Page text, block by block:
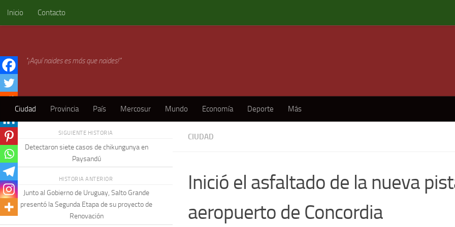
Skip to content
Inicio Contacto
"¡Aquí naides es más que naides!"
Ciudad Provincia País Mercosur Mundo Economía Deporte Más
CIUDAD
Inició el asfaltado de la nueva
aeropuerto de Concordia
SIGUIENTE HISTORIA
Detectaron siete casos de chikungunya en
Paysandú
HISTORIA ANTERIOR
Junto al Gobierno de Uruguay, Salto Grande
presentó la Segunda Etapa de su proyecto de
Renovación